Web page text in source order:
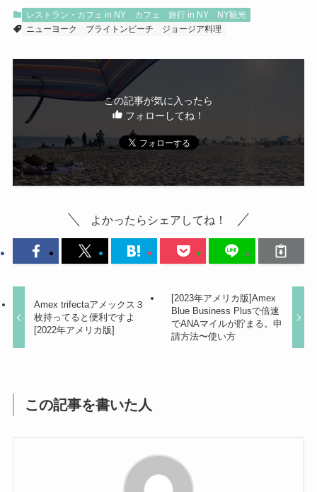
レストラン・カフェ in NY カフェ 旅行 in NY
NY観光
ニューヨーク
ブライトンビーチ ジョージア料理
この記事が気に入ったら
フォローしてね！
よかったらシェアしてね！
Amex trifectaアメックス３
枚持ってると便利ですよ
[2022年アメリカ版]
[2023年アメリカ版]Amex
Blue Business Plusで倍速
でANAマイルが貯まる。申
請方法〜使い方
この記事を書いた人